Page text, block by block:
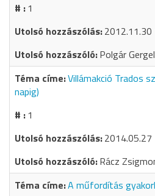
1
2012.11.30
Polgár
Villámakció Trados
napig)
1
2014.05.27
Rácz
A műfordítás